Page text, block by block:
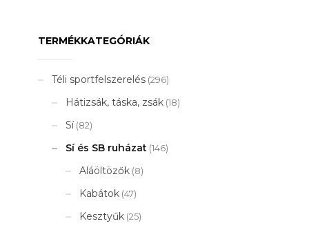
TERMÉKKATEGÓRIÁK
Téli sportfelszerelés (296)
Hátizsák, táska, zsák (18)
Sí (82)
Sí és SB ruházat (146)
Aláöltözők (8)
Kabátok (47)
Kesztyűk (25)